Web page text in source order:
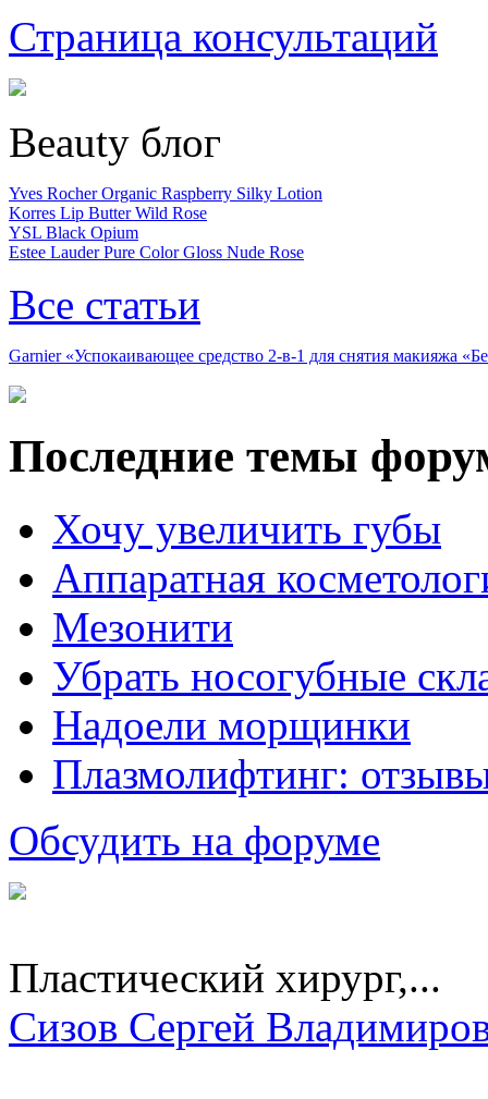
Страница консультаций
Beauty блог
Yves Rocher Organic Raspberry Silky Lotion
Korres Lip Butter Wild Rose
YSL Black Opium
Estee Lauder Pure Color Gloss Nude Rose
Все статьи
Garnier «Успокаивающее средство 2-в-1 для снятия макияжа
Последние темы
Хочу увеличить губы
Аппаратная
Мезонити
Убрать носогубные
Надоели морщинки
Плазмолифтинг:
Обсудить на форуме
Пластический хирург,...
Сизов Сергей